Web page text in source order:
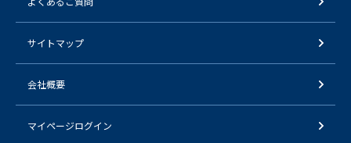
サイトマップ
会社概要
マイページログイン